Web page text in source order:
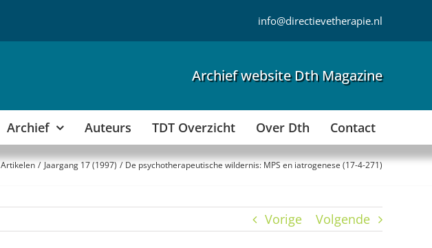
info@directievetherapie.nl
Archief website Dth Magazine
Archief Auteurs TDT Overzicht Over Dth Contact
Artikelen Jaargang 17 (1997) De psychotherapeutische wildernis: MPS en iatrogenese (17-4-271)
Vorige Volgende